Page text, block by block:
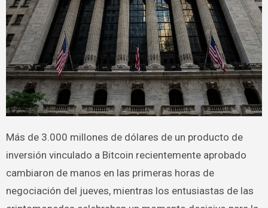
Más de 3.000 millones de dólares de un producto de
inversión vinculado a Bitcoin recientemente aprobado
cambiaron de manos en las primeras horas de
negociación del jueves, mientras los entusiastas de las